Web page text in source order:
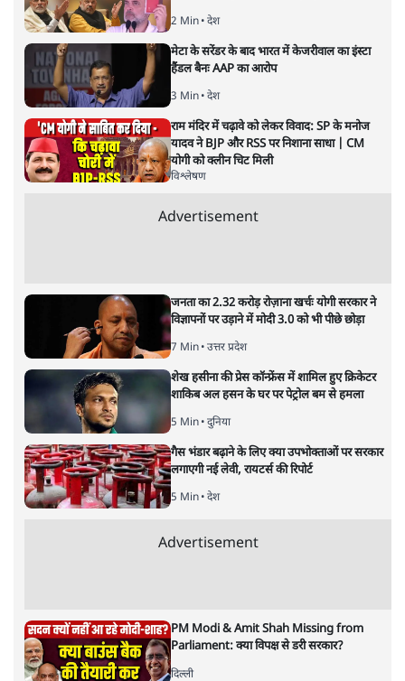
नतीजों पर परदे डालता घोषणा प्रधान
बजट!
अर्थतंत्र| अनन्त मित्तल| 1 FEB, 2026
अनन्त मित्तल
यह बजट नीतिगत नतीजों से ज़्यादा घोषणाओं पर टिका क्यों दिखता
है? आंकड़ों, ज़मीनी हकीकत और वादों के बीच घोषणा-प्रधान बजट
की आलोचनात्मक पड़ताल।
केंद्रीय वित्तमंत्री निर्मला सीतारमण द्वारा
2026—27 का केंद्रीय बजट बीजेपी और प्रधानमंत्री नरेंद्र मोदी
द्वारा साल 2014 में जारी घोषणा पत्र की तरह वायदों का पुलिंदा
है। बजट में अधिकांश योजनाओं का साल—दो साल में तो
दुर्लभ खनिज गलियारे से लेकर नए जलमार्गों के विकास तक
के विस्तार एवं उनके लिए टूरिस्ट गाइड आदि के प्रशिक्षण एवं पैरा
मेडिकल सेवाओं के लिए प्रशिक्षण सुविधाओं की स्थापना अथवा
विस्तार एवं क्लाउड कंप्यूटिंग नेटवर्क के विस्तार के लिए स्वदेशी